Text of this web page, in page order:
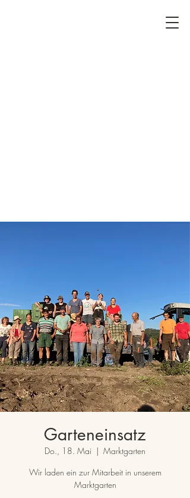
Garteneinsatz
Do., 18. Mai
  |
Marktgarten
Wir laden ein zur Mitarbeit in unserem
Marktgarten